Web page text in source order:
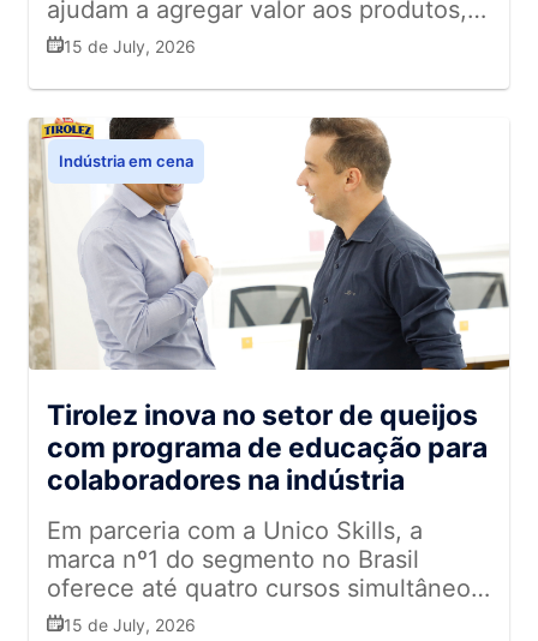
ajudam a agregar valor aos produtos,
fortalecer a experiência do
demandas do mercado
15 de July, 2026
Indústria em cena
Tirolez inova no setor de queijos
com programa de educação para
colaboradores na indústria
Em parceria com a Unico Skills, a
marca nº1 do segmento no Brasil
oferece até quatro cursos simultâneos
e 100% custeados para acelerar a
15 de July, 2026